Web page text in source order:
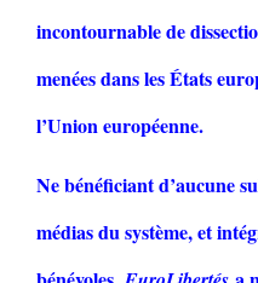
incontournable de
menées dans les États
l’Union européenne.
Ne bénéficiant d’aucune
médias du système, et